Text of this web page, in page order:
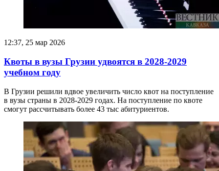
12:37, 25 мар 2026
Квоты в вузы Грузии удвоятся в 2028-2029
учебном году
В Грузии решили вдвое увеличить число квот на поступление
в вузы страны в 2028-2029 годах. На поступление по квоте
смогут рассчитывать более 43 тыс абитуриентов.